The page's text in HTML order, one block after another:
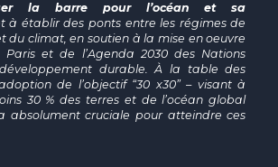
la barre pour l’océan et sa
à établir des ponts entre les régimes de
du climat, en soutien à la mise en oeuvre
Paris et de l’Agenda 2030 des Nations
durable. À la table des
de l’objectif “30 x30” – visant à
30 % des terres et de l’océan global
absolument cruciale pour atteindre ces